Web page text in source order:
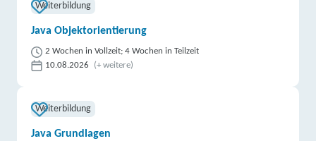
Weiterbildung
Java Objektorientierung
2 Wochen in Vollzeit; 4 Wochen in Teilzeit
10.08.2026
(+ weitere)
Weiterbildung
Java Grundlagen